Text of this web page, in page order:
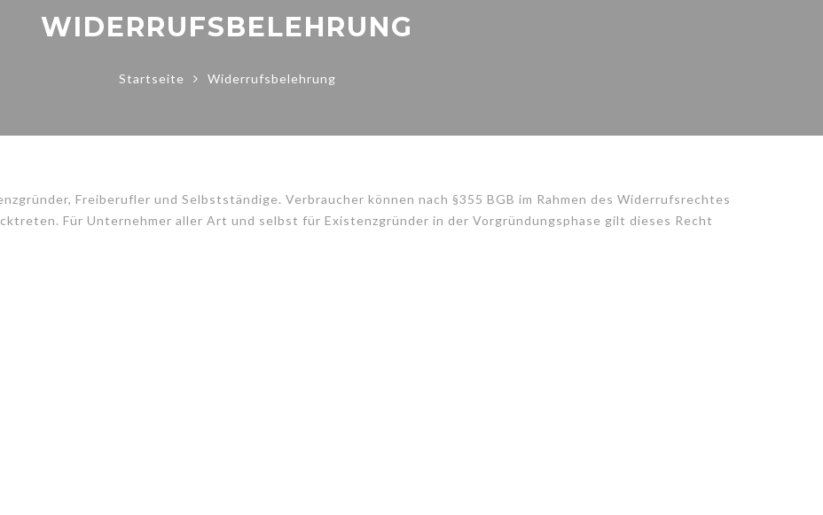
WIDERRUFSBELEHRUNG
Startseite Widerrufsbelehrung
Freiberufler und Selbstständige. Verbraucher können nach §355 BGB im Rahmen des Widerrufsrechtes
Für Unternehmer aller Art und selbst für Existenzgründer in der Vorgründungsphase gilt dieses Recht